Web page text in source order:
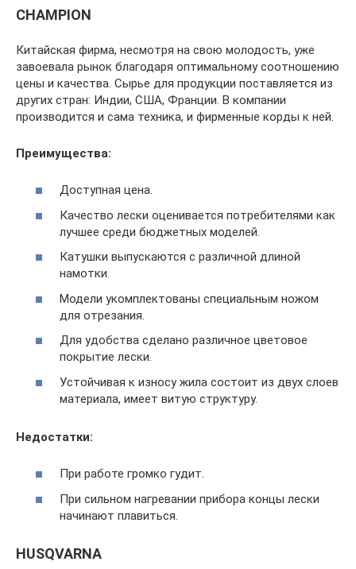
CHAMPION
Китайская фирма, несмотря на свою молодость, уже
завоевала рынок благодаря оптимальному соотношению
цены и качества. Сырье для продукции поставляется из
других стран: Индии, США, Франции. В компании
производится и сама техника, и фирменные корды к ней.
Преимущества:
Доступная цена.
Качество лески оценивается потребителями как
лучшее среди бюджетных моделей.
Катушки выпускаются с различной длиной
намотки.
Модели укомплектованы специальным ножом
для отрезания.
Для удобства сделано различное цветовое
покрытие лески.
Устойчивая к износу жила состоит из двух слоев
материала, имеет витую структуру.
Недостатки:
При работе громко гудит.
При сильном нагревании прибора концы лески
начинают плавиться.
HUSQVARNA